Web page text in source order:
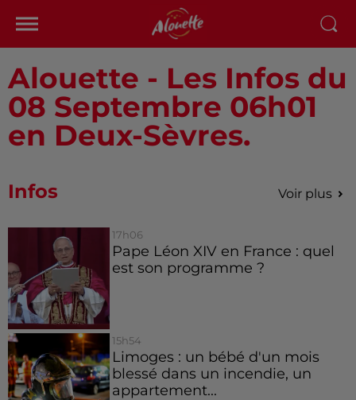
Alouette - Les Infos du
08 Septembre 06h01
en Deux-Sèvres.
Infos Voir plus
17h06
Pape Léon XIV en France : quel
est son programme ?
15h54
Limoges : un bébé d'un mois
blessé dans un incendie, un
appartement...